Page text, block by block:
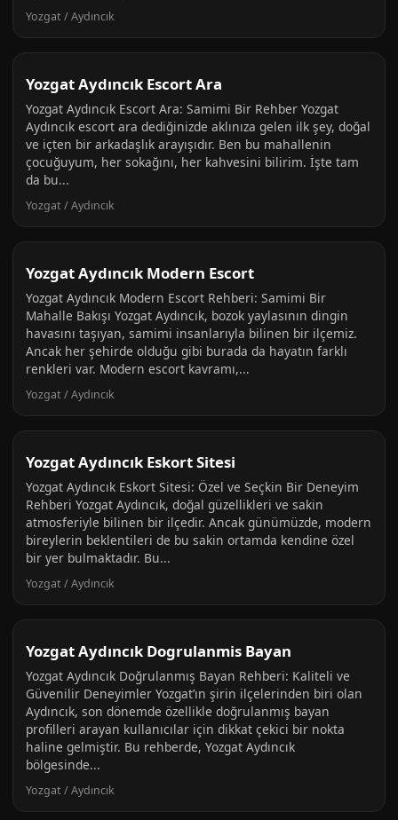
Yozgat / Aydıncık
Yozgat Aydıncık Escort Ara
Yozgat Aydıncık Escort Ara: Samimi Bir Rehber Yozgat
Aydıncık escort ara dediğinizde aklınıza gelen ilk şey, doğal
ve içten bir arkadaşlık arayışıdır. Ben bu mahallenin
çocuğuyum, her sokağını, her kahvesini bilirim. İşte tam
da bu...
Yozgat / Aydıncık
Yozgat Aydıncık Modern Escort
Yozgat Aydıncık Modern Escort Rehberi: Samimi Bir
Mahalle Bakışı Yozgat Aydıncık, bozok yaylasının dingin
havasını taşıyan, samimi insanlarıyla bilinen bir ilçemiz.
Ancak her şehirde olduğu gibi burada da hayatın farklı
renkleri var. Modern escort kavramı,...
Yozgat / Aydıncık
Yozgat Aydıncık Eskort Sitesi
Yozgat Aydıncık Eskort Sitesi: Özel ve Seçkin Bir Deneyim
Rehberi Yozgat Aydıncık, doğal güzellikleri ve sakin
atmosferiyle bilinen bir ilçedir. Ancak günümüzde, modern
bireylerin beklentileri de bu sakin ortamda kendine özel
bir yer bulmaktadır. Bu...
Yozgat / Aydıncık
Yozgat Aydıncık Dogrulanmis Bayan
Yozgat Aydıncık Doğrulanmış Bayan Rehberi: Kaliteli ve
Güvenilir Deneyimler Yozgat’ın şirin ilçelerinden biri olan
Aydıncık, son dönemde özellikle doğrulanmış bayan
profilleri arayan kullanıcılar için dikkat çekici bir nokta
haline gelmiştir. Bu rehberde, Yozgat Aydıncık
bölgesinde...
Yozgat / Aydıncık